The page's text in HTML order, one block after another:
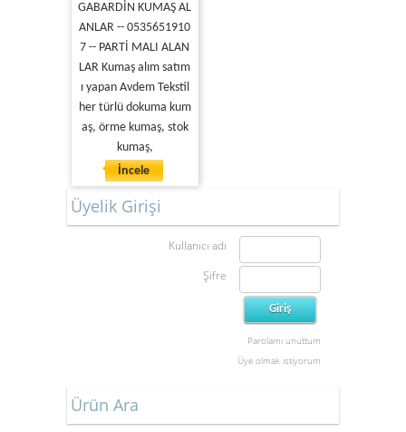
GABARDİN KUMAŞ AL
ANLAR -- 0535651910
7 -- PARTİ MALI ALAN
LAR Kumaş alım satım
ı yapan Avdem Tekstil
her türlü dokuma kum
aş, örme kumaş, stok
kumaş,
İncele
Üyelik Girişi
Kullanıcı adı
Şifre
Parolamı unuttum
Üye olmak istiyorum
Ürün Ara